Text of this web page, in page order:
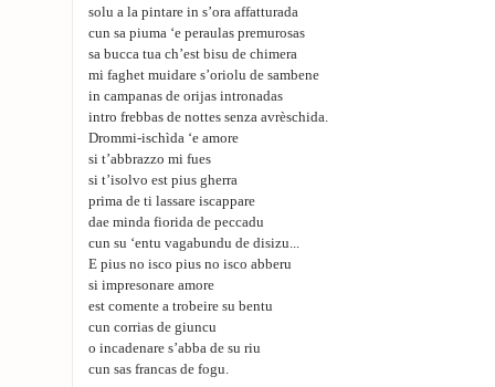
solu a la pintare in s’ora affatturada
cun sa piuma ‘e peraulas premurosas
sa bucca tua ch’est bisu de chimera
mi faghet muidare s’oriolu de sambene
in campanas de orijas intronadas
intro frebbas de nottes senza avrèschida.
Drommi-ischìda ‘e amore
si t’abbrazzo mi fues
si t’isolvo est pius gherra
prima de ti lassare iscappare
dae minda fiorida de peccadu
cun su ‘entu vagabundu de disizu...
E pius no isco pius no isco abberu
si impresonare amore
est comente a trobeire su bentu
cun corrias de giuncu
o incadenare s’abba de su riu
cun sas francas de fogu.